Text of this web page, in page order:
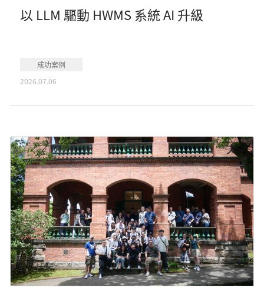
以 LLM 驅動 HWMS 系統 AI 升級
成功案例
2026.07.06